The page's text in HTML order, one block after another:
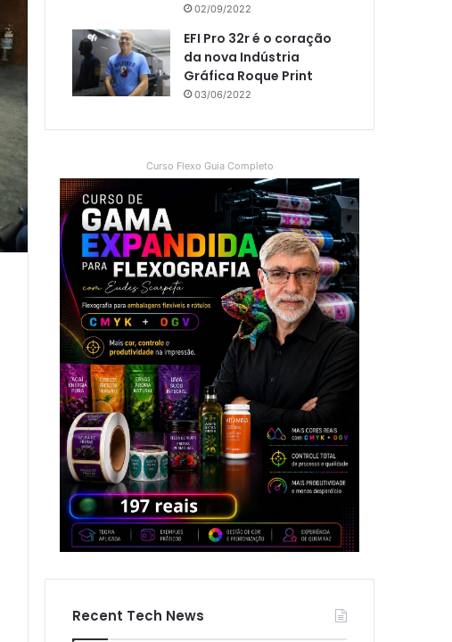
02/09/2022
EFI Pro 32r é o coração
da nova Indústria
Gráfica Roque Print
03/06/2022
Curso Flexo Guia Completo
Recent Tech News